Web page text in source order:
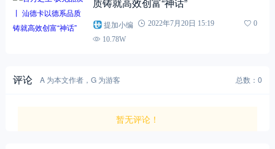
提加小编 2022年7月20日 15:19
0
10.78W
评论 A 为本文作者，G 为游客 总数：0
暂无评论！